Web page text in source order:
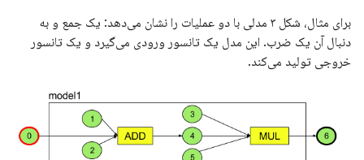
برای مثال، شکل ۳ مدلی با دو عملیات را نشان می‌دهد: یک جمع و به
دنبال آن یک ضرب. این مدل یک تانسور ورودی می‌گیرد و یک تانسور
خروجی تولید می‌کند.